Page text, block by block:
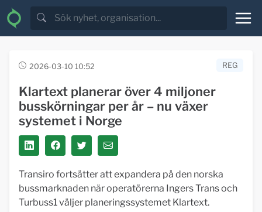
2026-03-10 10:52 REG
Klartext planerar över 4 miljoner
busskörningar per år – nu växer
systemet i Norge
Transiro fortsätter att expandera på den norska
bussmarknaden när operatörerna Ingers Trans och
Turbuss1 väljer planeringssystemet Klartext.